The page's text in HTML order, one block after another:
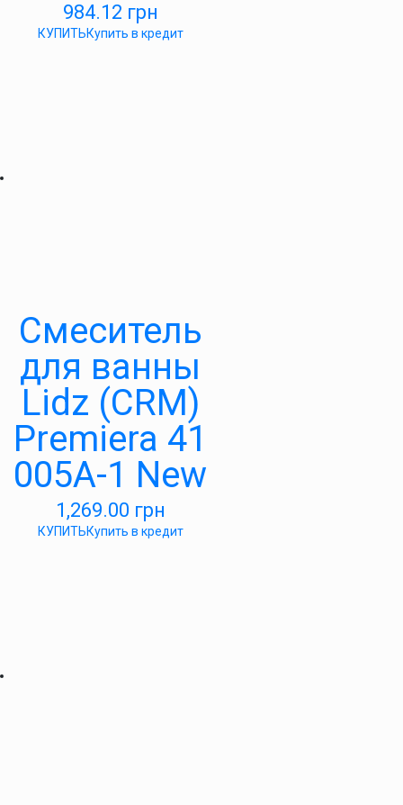
984.12 грн
КУПИТЬКупить в кредит
Смеситель
для ванны
Lidz (CRM)
Premiera 41
005A-1 New
1,269.00 грн
КУПИТЬКупить в кредит